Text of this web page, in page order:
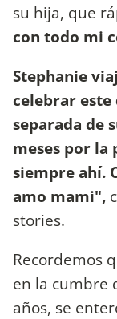
su hija, que
con todo mi
Stephanie
celebrar
separada de
meses por la
siempre ahí.
amo mami",
stories.
Recordemos
en la cumbre
años, se